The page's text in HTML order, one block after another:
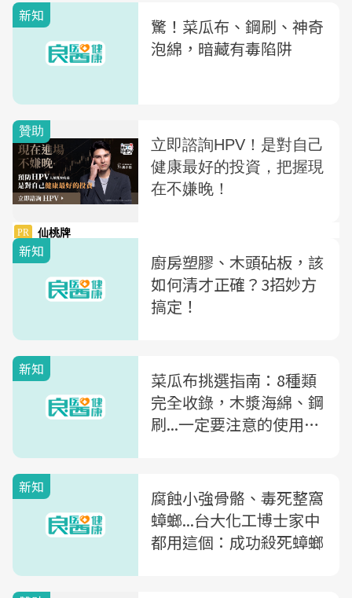
新知
驚！菜瓜布、鋼刷、神奇
泡綿，暗藏有毒陷阱
新知
廚房塑膠、木頭砧板，該
如何清才正確？3招妙方
搞定！
新知
菜瓜布挑選指南：8種類
完全收錄，木漿海綿、鋼
刷...一定要注意的使用事
新知
腐蝕小強骨骼、毒死整窩
蟑螂...台大化工博士家中
都用這個：成功殺死蟑螂